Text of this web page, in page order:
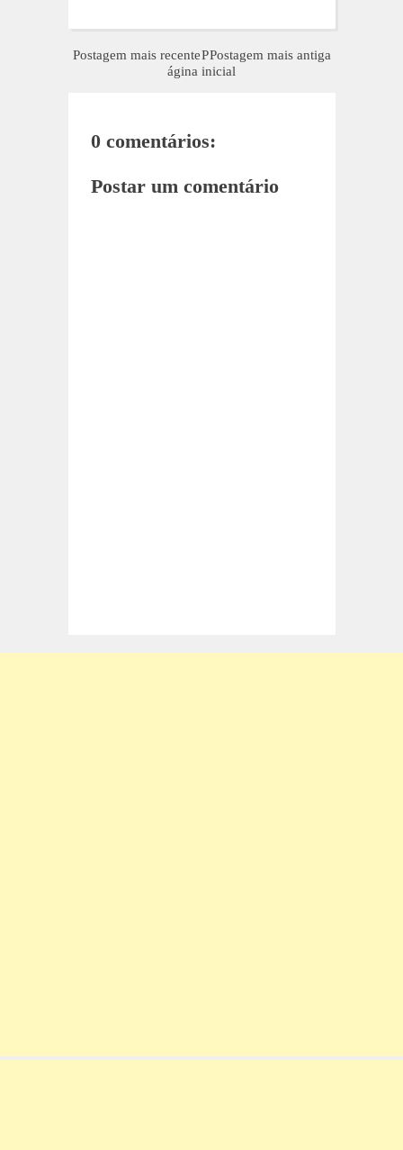
Postagem mais recente Postagem mais antiga
P
ágina inicial
0 comentários:
Postar um comentário